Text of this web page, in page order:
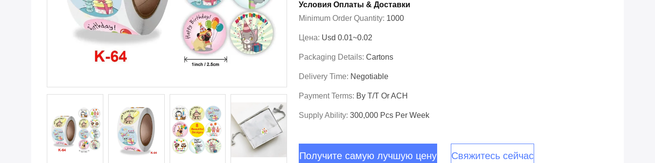
Условия Оплаты & Доставки
Minimum Order Quantity: 1000
Цена: Usd 0.01~0.02
Packaging Details: Cartons
Delivery Time: Negotiable
Payment Terms: By T/T Or ACH
Supply Ability: 300,000 Pcs Per Week
Получите самую лучшую цену Свяжитесь сейчас